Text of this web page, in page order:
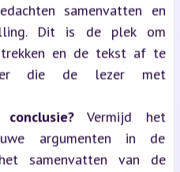
samenvatten en
Dit is de plek om
en de tekst af te
die de lezer met
Vermijd het
argumenten in de
samenvatten van de